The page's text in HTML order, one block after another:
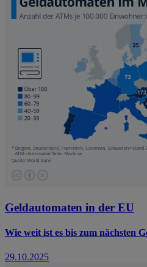
Geldautomaten in der EU
Wie weit ist es bis zum nächsten
29.10.2025